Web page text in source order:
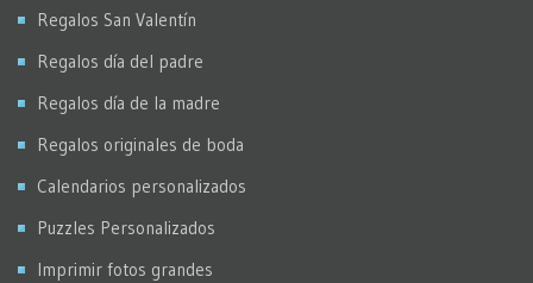
Regalos San Valentín
Regalos día del padre
Regalos día de la madre
Regalos originales de boda
Calendarios personalizados
Puzzles Personalizados
Imprimir fotos grandes